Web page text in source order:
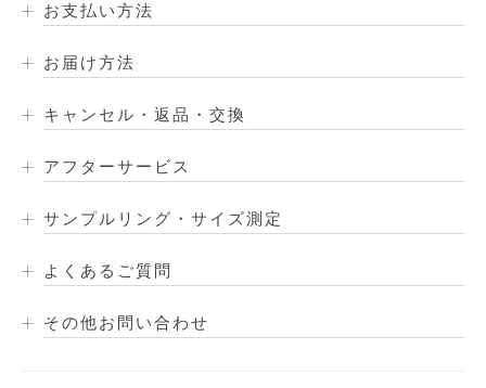
お支払い方法
お届け方法
キャンセル・返品・交換
アフターサービス
サンプルリング・サイズ測定
よくあるご質問
その他お問い合わせ